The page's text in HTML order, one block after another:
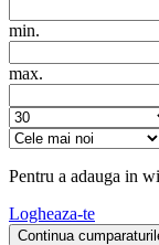
min.
max.
Pentru a adauga in
Logheaza-te
Continua